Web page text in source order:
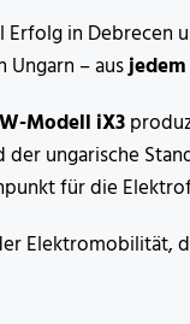
in Debrecen
Ungarn – aus
Modell iX3
der ungarische
für die
Elektromobilität,